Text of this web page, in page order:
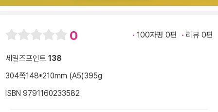
0 100자평 0편 리뷰 0편
세일즈포인트 138
304쪽148*210mm (A5)395g
ISBN 9791160233582